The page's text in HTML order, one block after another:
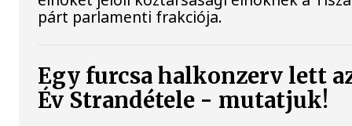
párt parlamenti frakciója.
Egy furcsa halkonzerv lett
Év Strandétele - mutatjuk!